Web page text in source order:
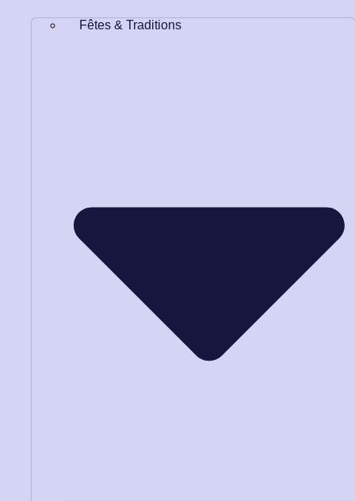
Fêtes & Traditions